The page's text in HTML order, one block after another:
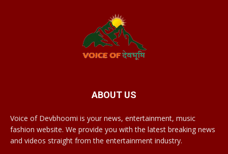
ABOUT US
Voice of Devbhoomi is your news, entertainment, music
fashion website. We provide you with the latest breaking news
and videos straight from the entertainment industry.